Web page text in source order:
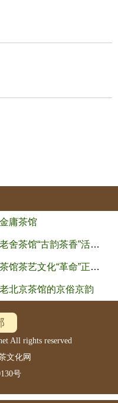
金庸茶馆
老舍茶馆“古韵茶香”活动精彩回
茶馆茶艺文化“革命”正当时
老北京茶馆的京俗京韵
All rights reserved
文化网
号